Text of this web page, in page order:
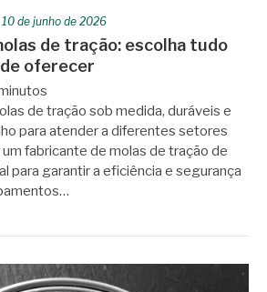
10 de junho de 2026
de tração: escolha tudo
oferecer
de tração sob medida, duráveis e
para atender a diferentes setores
fabricante de molas de tração de
para garantir a eficiência e segurança